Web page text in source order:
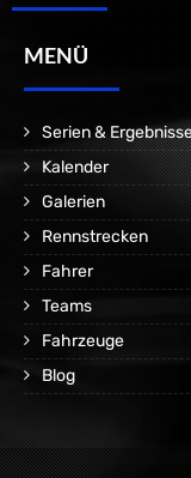
MENÜ
Serien &
Kalender
Galerien
Rennstrecken
Fahrer
Teams
Fahrzeuge
Blog